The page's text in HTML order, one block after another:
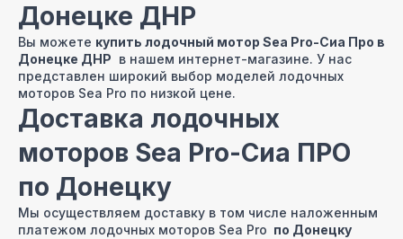
Донецке ДНР
Вы можете купить лодочный мотор Sea Pro-Сиа Про в
Донецке ДНР в нашем интернет-магазине. У нас
представлен широкий выбор моделей лодочных
моторов Sea Pro по низкой цене.
Доставка лодочных
моторов Sea Pro-Сиа ПРО
по Донецку
Мы осуществляем доставку в том числе наложенным
платежом лодочных моторов Sea Pro по Донецку